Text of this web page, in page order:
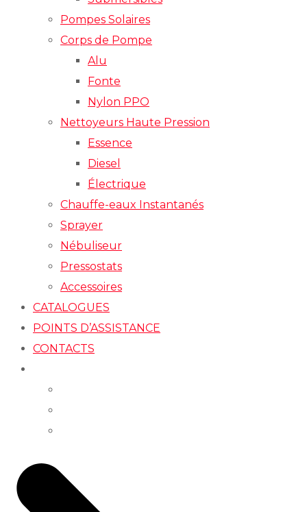
Pompes Solaires
Corps de Pompe
Alu
Fonte
Nylon PPO
Nettoyeurs Haute Pression
Essence
Diesel
Électrique
Chauffe-eaux Instantanés
Sprayer
Nébuliseur
Pressostats
Accessoires
CATALOGUES
POINTS D’ASSISTANCE
CONTACTS